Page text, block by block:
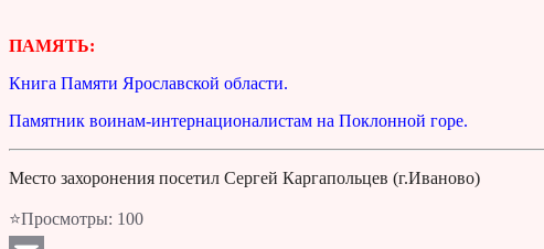
ПАМЯТЬ:
Книга Памяти Ярославской области.
Памятник воинам-интернационалистам на Поклонной горе.
Место захоронения посетил Сергей Каргапольцев (г.Иваново)
⭐Просмотры: 100